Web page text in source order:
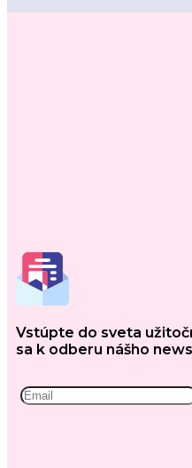
Vstúpte do sveta
sa k odberu nášho